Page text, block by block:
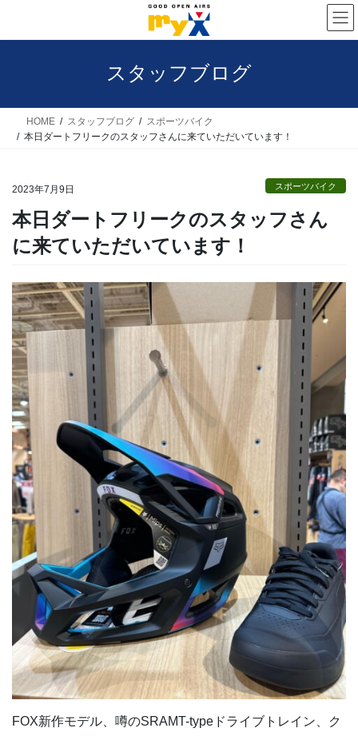
スタッフブログ
HOME スタッフブログ
スポーツバイク
本日ダートフリークのスタッフさんに来ていただいています！
2023年7月9日 スポーツバイク
本日ダートフリークのスタッフさん
に来ていただいています！
FOX新作モデル、噂のSRAMT-typeドライブトレイン、ク